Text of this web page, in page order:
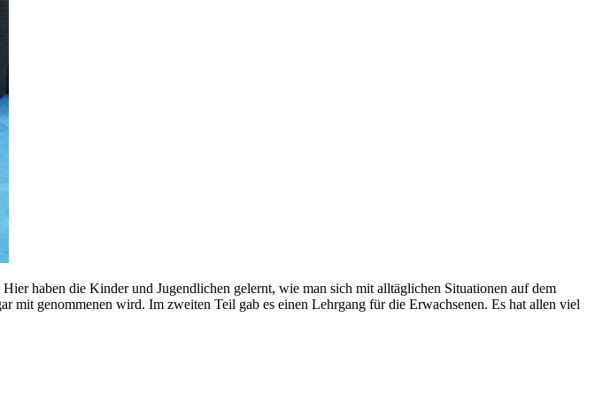
haben die Kinder und Jugendlichen gelernt, wie man sich mit alltäglichen Situationen auf dem
mit genommenen wird. Im zweiten Teil gab es einen Lehrgang für die Erwachsenen. Es hat allen viel